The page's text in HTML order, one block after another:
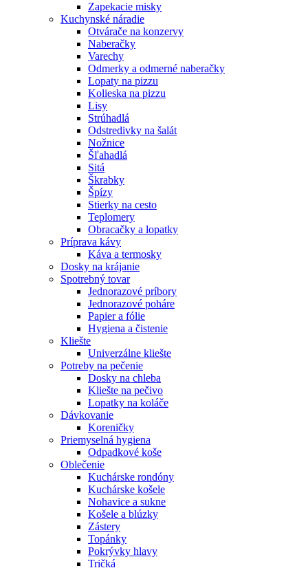
Zapekacie misky
Kuchynské náradie
Otvárače na konzervy
Naberačky
Varechy
Odmerky a odmerné naberačky
Lopaty na pizzu
Kolieska na pizzu
Lisy
Strúhadlá
Odstredivky na šalát
Nožnice
Šľahadlá
Sitá
Škrabky
Špízy
Stierky na cesto
Teplomery
Obracačky a lopatky
Príprava kávy
Káva a termosky
Dosky na krájanie
Spotrebný tovar
Jednorazové príbory
Jednorazové poháre
Papier a fólie
Hygiena a čistenie
Kliešte
Univerzálne kliešte
Potreby na pečenie
Dosky na chleba
Kliešte na pečivo
Lopatky na koláče
Dávkovanie
Koreničky
Priemyselná hygiena
Odpadkové koše
Oblečenie
Kuchárske rondóny
Kuchárske košele
Nohavice a sukne
Košele a blúzky
Zástery
Topánky
Pokrývky hlavy
Tričká